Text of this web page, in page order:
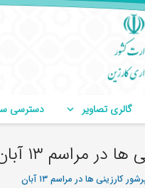
گالری تصاویر دسترسی
مراسم ۱۳ آبان
کارزینی ها در مراسم ۱۳ آبان